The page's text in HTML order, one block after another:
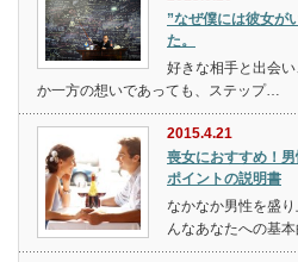
”なぜ僕には彼女が
た。
好きな相手と出会
か一方の想いであっても、ステップ…
2015.4.21
喪女におすすめ！
ポイントの説明書
なかなか男性を盛
んなあなたへの基